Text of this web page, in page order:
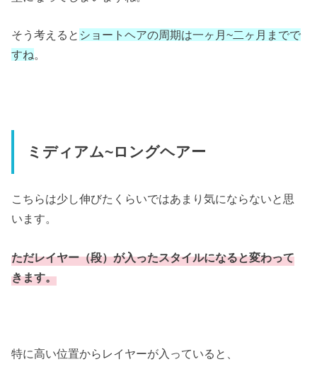
そう考えると ショートヘアの周期は一ヶ月~二ヶ月までで
すね。
ミディアム~ロングヘアー
こちらは少し伸びたくらいではあまり気にならないと思
います。
ただレイヤー（段）が入ったスタイルになると変わって
きます。
特に高い位置からレイヤーが入っていると、